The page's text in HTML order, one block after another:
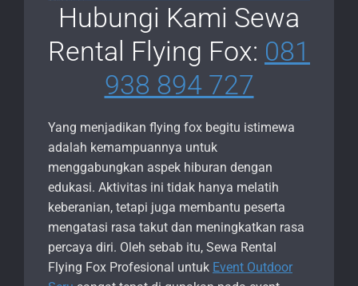
Hubungi Kami Sewa
Rental Flying Fox: 081
938 894 727
Yang menjadikan flying fox begitu istimewa
adalah kemampuannya untuk
menggabungkan aspek hiburan dengan
edukasi. Aktivitas ini tidak hanya melatih
keberanian, tetapi juga membantu peserta
mengatasi rasa takut dan meningkatkan rasa
percaya diri. Oleh sebab itu, Sewa Rental
Flying Fox Profesional untuk Event Outdoor